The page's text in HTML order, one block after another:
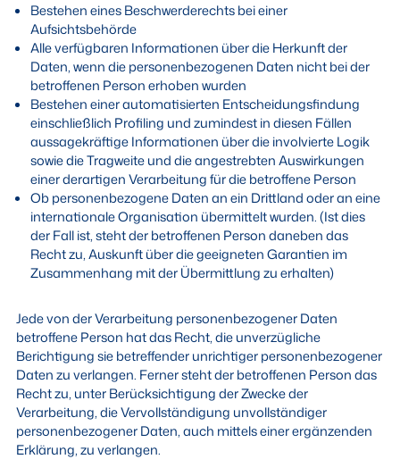
Bestehen eines Beschwerderechts bei einer
Aufsichtsbehörde
Alle verfügbaren Informationen über die Herkunft der
Daten, wenn die personenbezogenen Daten nicht bei der
betroffenen Person erhoben wurden
Bestehen einer automatisierten Entscheidungsfindung
einschließlich Profiling und zumindest in diesen Fällen
aussagekräftige Informationen über die involvierte Logik
sowie die Tragweite und die angestrebten Auswirkungen
einer derartigen Verarbeitung für die betroffene Person
Ob personenbezogene Daten an ein Drittland oder an eine
internationale Organisation übermittelt wurden. (Ist dies
der Fall ist, steht der betroffenen Person daneben das
Recht zu, Auskunft über die geeigneten Garantien im
Zusammenhang mit der Übermittlung zu erhalten)
Jede von der Verarbeitung personenbezogener Daten
betroffene Person hat das Recht, die unverzügliche
Berichtigung sie betreffender unrichtiger personenbezogener
Daten zu verlangen. Ferner steht der betroffenen Person das
Recht zu, unter Berücksichtigung der Zwecke der
Verarbeitung, die Vervollständigung unvollständiger
personenbezogener Daten, auch mittels einer ergänzenden
Erklärung, zu verlangen.